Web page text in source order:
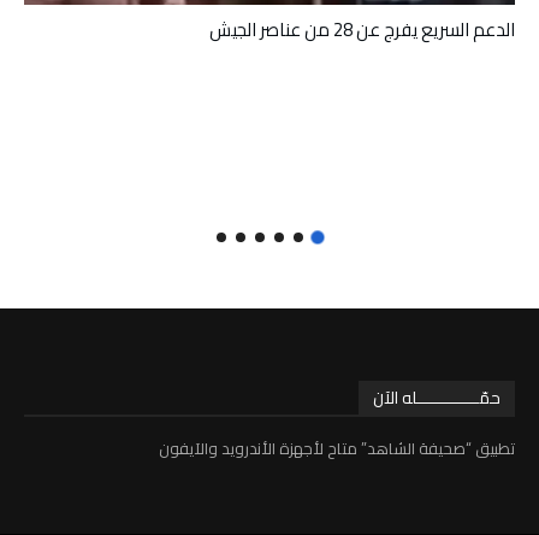
الدعم السريع يفرج عن 28 من عناصر الجيش
حمّـــــــــــــله الآن
تطبيق “صحيفة الشاهد” متاح لأجهزة الأندرويد والآيفون